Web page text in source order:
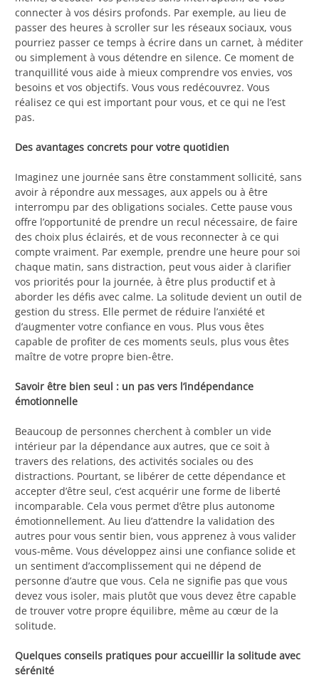
connecter à vos désirs profonds. Par exemple, au lieu de
passer des heures à scroller sur les réseaux sociaux, vous
pourriez passer ce temps à écrire dans un carnet, à méditer
ou simplement à vous détendre en silence. Ce moment de
tranquillité vous aide à mieux comprendre vos envies, vos
besoins et vos objectifs. Vous vous redécouvrez. Vous
réalisez ce qui est important pour vous, et ce qui ne l’est
pas.
Des avantages concrets pour votre quotidien
Imaginez une journée sans être constamment sollicité, sans
avoir à répondre aux messages, aux appels ou à être
interrompu par des obligations sociales. Cette pause vous
offre l’opportunité de prendre un recul nécessaire, de faire
des choix plus éclairés, et de vous reconnecter à ce qui
compte vraiment. Par exemple, prendre une heure pour soi
chaque matin, sans distraction, peut vous aider à clarifier
vos priorités pour la journée, à être plus productif et à
aborder les défis avec calme. La solitude devient un outil de
gestion du stress. Elle permet de réduire l’anxiété et
d’augmenter votre confiance en vous. Plus vous êtes
capable de profiter de ces moments seuls, plus vous êtes
maître de votre propre bien-être.
Savoir être bien seul : un pas vers l’indépendance
émotionnelle
Beaucoup de personnes cherchent à combler un vide
intérieur par la dépendance aux autres, que ce soit à
travers des relations, des activités sociales ou des
distractions. Pourtant, se libérer de cette dépendance et
accepter d’être seul, c’est acquérir une forme de liberté
incomparable. Cela vous permet d’être plus autonome
émotionnellement. Au lieu d’attendre la validation des
autres pour vous sentir bien, vous apprenez à vous valider
vous-même. Vous développez ainsi une confiance solide et
un sentiment d’accomplissement qui ne dépend de
personne d’autre que vous. Cela ne signifie pas que vous
devez vous isoler, mais plutôt que vous devez être capable
de trouver votre propre équilibre, même au cœur de la
solitude.
Quelques conseils pratiques pour accueillir la solitude avec
sérénité